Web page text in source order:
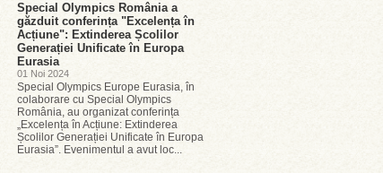
Special Olympics România a
găzduit conferința "Excelența în
Acțiune": Extinderea Școlilor
Generației Unificate în Europa
Eurasia
01 Noi 2024
Special Olympics Europe Eurasia, în
colaborare cu Special Olympics
România, au organizat conferința
„Excelența în Acțiune: Extinderea
Școlilor Generației Unificate în Europa
Eurasia”. Evenimentul a avut loc...